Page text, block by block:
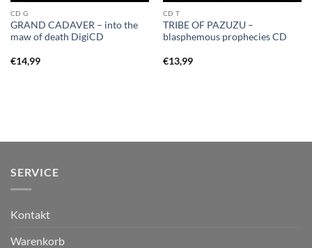
CD G
GRAND CADAVER – into the
maw of death DigiCD
€14,99
CD T
TRIBE OF PAZUZU –
blasphemous prophecies CD
€13,99
SERVICE
Kontakt
Warenkorb